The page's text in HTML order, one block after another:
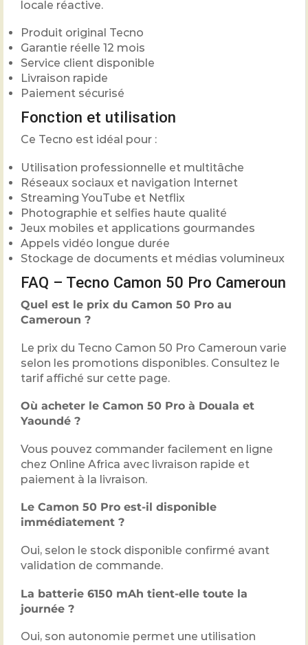
locale réactive.
Produit original Tecno
Garantie réelle 12 mois
Service client disponible
Livraison rapide
Paiement sécurisé
Fonction et utilisation
Ce Tecno est idéal pour :
Utilisation professionnelle et multitâche
Réseaux sociaux et navigation Internet
Streaming YouTube et Netflix
Photographie et selfies haute qualité
Jeux mobiles et applications gourmandes
Appels vidéo longue durée
Stockage de documents et médias volumineux
FAQ – Tecno Camon 50 Pro Cameroun
Quel est le prix du Camon 50 Pro au
Cameroun ?
Le prix du Tecno Camon 50 Pro Cameroun varie
selon les promotions disponibles. Consultez le
tarif affiché sur cette page.
Où acheter le Camon 50 Pro à Douala et
Yaoundé ?
Vous pouvez commander facilement en ligne
chez Online Africa avec livraison rapide et
paiement à la livraison.
Le Camon 50 Pro est-il disponible
immédiatement ?
Oui, selon le stock disponible confirmé avant
validation de commande.
La batterie 6150 mAh tient-elle toute la
journée ?
Oui, son autonomie permet une utilisation